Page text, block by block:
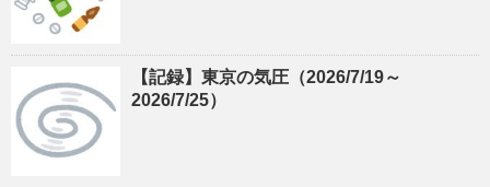
【記録】東京の気圧（2026/7/19～
2026/7/25）